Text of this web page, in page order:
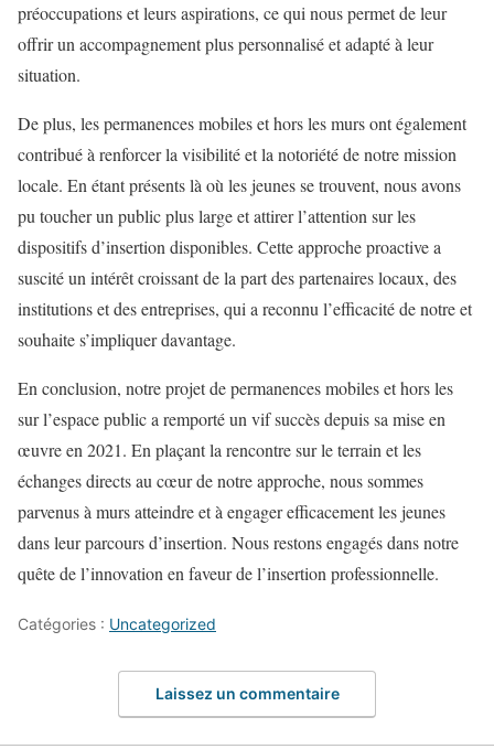
préoccupations et leurs aspirations, ce qui nous permet de leur
offrir un accompagnement plus personnalisé et adapté à leur
situation.
De plus, les permanences mobiles et hors les murs ont également
contribué à renforcer la visibilité et la notoriété de notre mission
locale. En étant présents là où les jeunes se trouvent, nous avons
pu toucher un public plus large et attirer l’attention sur les
dispositifs d’insertion disponibles. Cette approche proactive a
suscité un intérêt croissant de la part des partenaires locaux, des
institutions et des entreprises, qui a reconnu l’efficacité de notre et
souhaite s’impliquer davantage.
En conclusion, notre projet de permanences mobiles et hors les
sur l’espace public a remporté un vif succès depuis sa mise en
œuvre en 2021. En plaçant la rencontre sur le terrain et les
échanges directs au cœur de notre approche, nous sommes
parvenus à murs atteindre et à engager efficacement les jeunes
dans leur parcours d’insertion. Nous restons engagés dans notre
quête de l’innovation en faveur de l’insertion professionnelle.
Catégories : Uncategorized
Laissez un commentaire